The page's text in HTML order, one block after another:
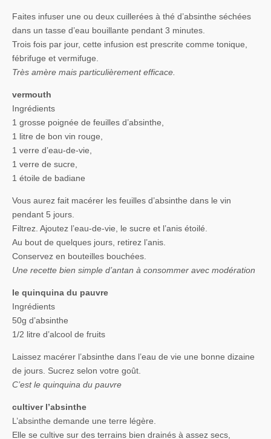
Faites infuser une ou deux cuillerées à thé d’absinthe séchées
dans un tasse d’eau bouillante pendant 3 minutes.
Trois fois par jour, cette infusion est prescrite comme tonique,
fébrifuge et vermifuge.
Très amère mais particulièrement efficace.
vermouth
Ingrédients
1 grosse poignée de feuilles d’absinthe,
1 litre de bon vin rouge,
1 verre d’eau-de-vie,
1 verre de sucre,
1 étoile de badiane
Vous aurez fait macérer les feuilles d’absinthe dans le vin
pendant 5 jours.
Filtrez. Ajoutez l’eau-de-vie, le sucre et l’anis étoilé.
Au bout de quelques jours, retirez l’anis.
Conservez en bouteilles bouchées.
Une recette bien simple d’antan à consommer avec modération
le quinquina du pauvre
Ingrédients
50g d’absinthe
1/2 litre d’alcool de fruits
Laissez macérer l’absinthe dans l’eau de vie une bonne dizaine
de jours. Sucrez selon votre goût.
C’est le quinquina du pauvre
cultiver l’absinthe
L’absinthe demande une terre légère.
Elle se cultive sur des terrains bien drainés à assez secs,